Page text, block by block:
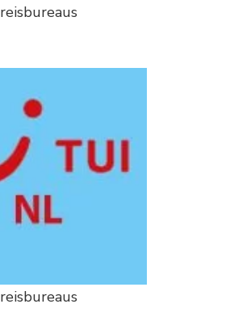
reisbureaus
reisbureaus